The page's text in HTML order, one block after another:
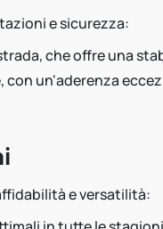
e sicurezza:
che offre una
un'aderenza
e versatilità: